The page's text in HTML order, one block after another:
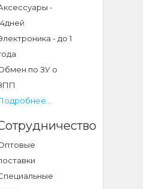
-
- до 1
по ЗУ о